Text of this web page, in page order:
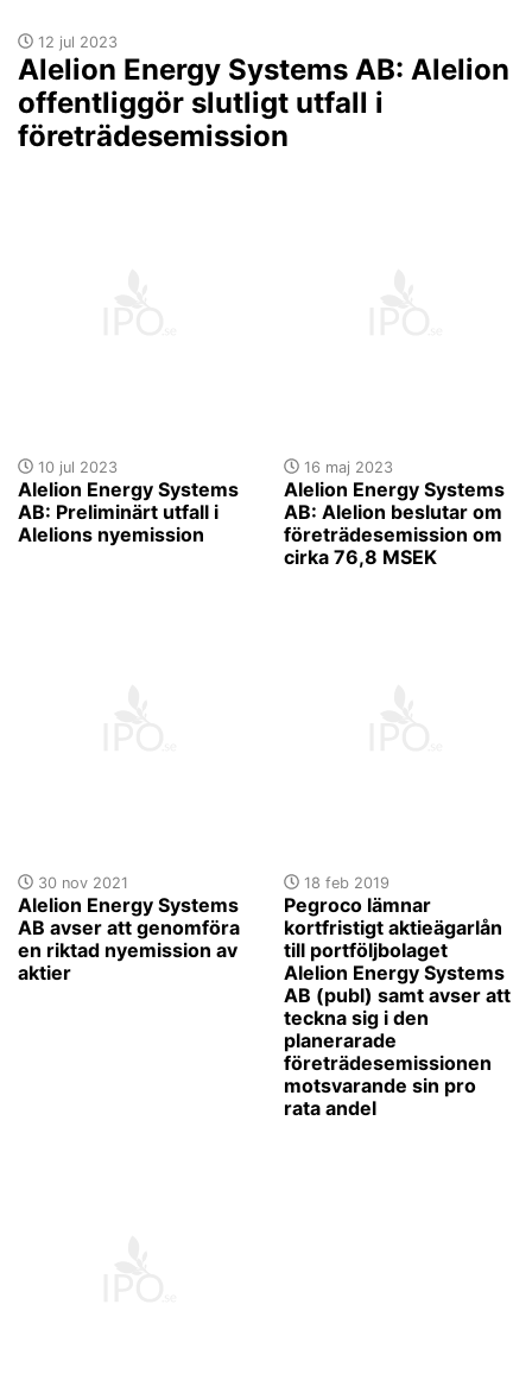
12 jul 2023
Alelion Energy Systems AB: Alelion
offentliggör slutligt utfall i
företrädesemission
10 jul 2023
Alelion Energy Systems
AB: Preliminärt utfall i
Alelions nyemission
16 maj 2023
Alelion Energy Systems
AB: Alelion beslutar om
företrädesemission om
cirka 76,8 MSEK
30 nov 2021
Alelion Energy Systems
AB avser att genomföra
en riktad nyemission av
aktier
18 feb 2019
Pegroco lämnar
kortfristigt aktieägarlån
till portföljbolaget
Alelion Energy Systems
AB (publ) samt avser att
teckna sig i den
planerarade
företrädesemissionen
motsvarande sin pro
rata andel